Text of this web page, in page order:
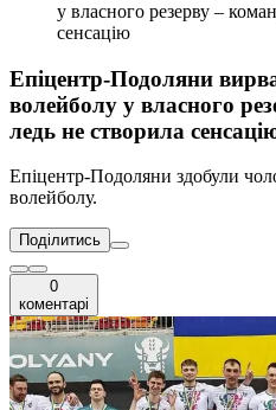
у власного резерву –
сенсацію
Епіцентр-Подоляни
волейболу у власного
ледь не створила
Епіцентр-Подоляни здобули
волейболу.
Поділитись
0
коментарі